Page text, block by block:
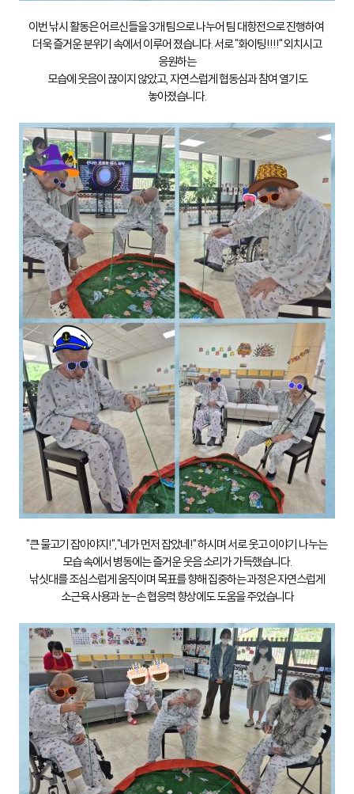
이번 낚시 활동은 어르신들을 3개 팀으로 나누어 팀 대항전으로 진행하여
더욱 즐거운 분위기 속에서 이루어 졌습니다. 서로 "화이팅!!!!" 외치시고
응원하는
모습에 웃음이 끊이지 않았고, 자연스럽게 협동심과 참여 열기도
놓아졌습니다.
"큰 물고기 잡아야지!","네가 먼저 잡았네!" 하시며 서로 웃고 이야기 나누는
모습 속에서 병동에는 즐거운 웃음 소리가 가득했습니다.
낚싯대를 조심스럽게 움직이며 목표를 향해 집중하는 과정은 자연스럽게
소근육 사용과 눈-손 협응력 향상에도 도움을 주었습니다